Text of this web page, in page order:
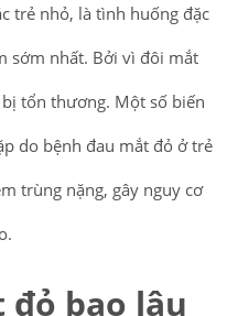
trẻ nhỏ, là tình huống đặc
sớm nhất. Bởi vì đôi mắt
tổn thương. Một số biến
do bệnh đau mắt đỏ ở trẻ
trùng nặng, gây nguy cơ
đỏ bao lâu